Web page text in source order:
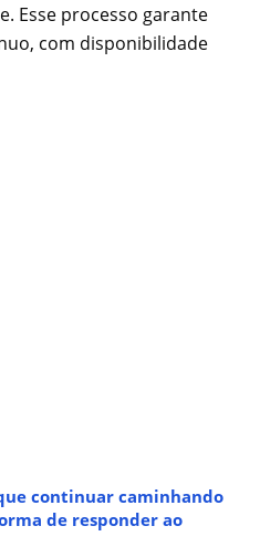
Esse processo garante
com disponibilidade
continuar caminhando
de responder ao